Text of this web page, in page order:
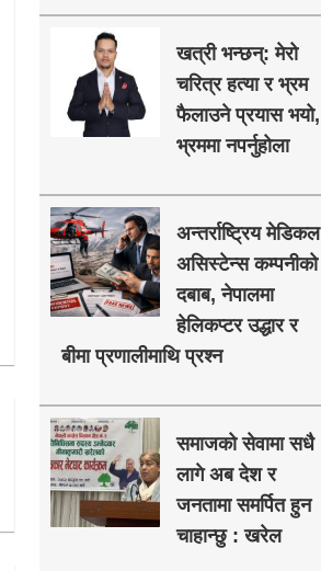
खत्री भन्छन्: मेरो
चरित्र हत्या र भ्रम
फैलाउने प्रयास भयो,
भ्रममा नपर्नुहोला
अन्तर्राष्ट्रिय मेडिकल
असिस्टेन्स कम्पनीको
दबाब, नेपालमा
हेलिकप्टर उद्धार र
बीमा प्रणालीमाथि प्रश्न
समाजको सेवामा सधै
लागे अब देश र
जनतामा समर्पित हुन
चाहान्छु : खरेल